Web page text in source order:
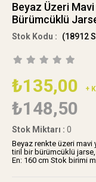
Beyaz Üzeri Mavi
Bürümcüklü
(18912
₺135,00 +
₺148,50
Stok Miktarı : 0
Beyaz renkte üzeri mavi
tiril bir bürümcüklü
En: 160 cm Stok birimi